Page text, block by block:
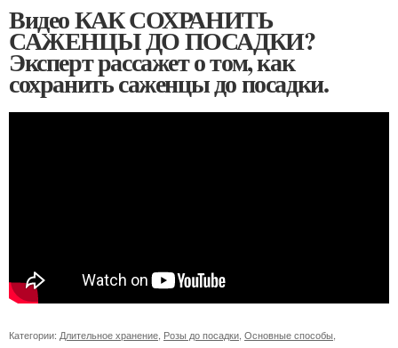
Видео КАК СОХРАНИТЬ
САЖЕНЦЫ ДО ПОСАДКИ?
Эксперт рассажет о том, как
сохранить саженцы до посадки.
Категории: Длительное хранение Розы до посадки Основные способы